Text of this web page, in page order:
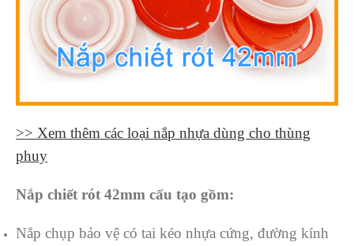
>> Xem thêm các loại nắp nhựa dùng cho thùng
phuy
Nắp chiết rót 42mm cấu tạo gồm:
Nắp chụp bảo vệ có tai kéo nhựa cứng, đường kính